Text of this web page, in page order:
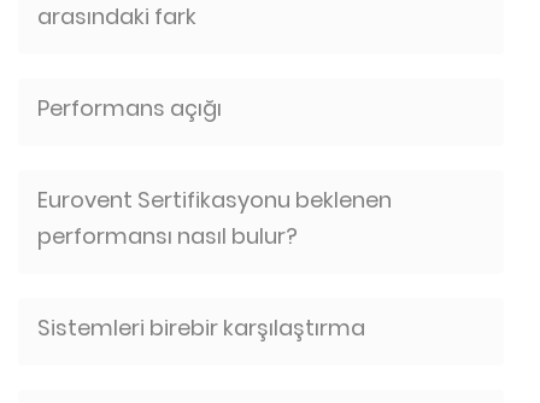
arasındaki fark
Performans açığı
Eurovent Sertifikasyonu beklenen
performansı nasıl bulur?
Sistemleri birebir karşılaştırma